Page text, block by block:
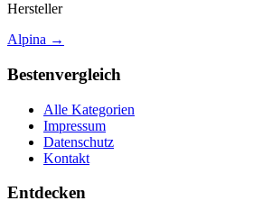
Hersteller
Alpina →
Bestenvergleich
Alle Kategorien
Impressum
Datenschutz
Kontakt
Entdecken